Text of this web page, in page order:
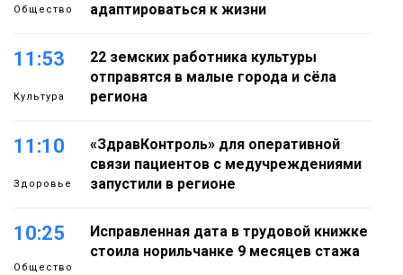
Общество
адаптироваться к жизни
11:53
Культура
22 земских работника культуры
отправятся в малые города и сёла
региона
11:10
Здоровье
«ЗдравКонтроль» для оперативной
связи пациентов с медучреждениями
запустили в регионе
10:25
Общество
Исправленная дата в трудовой книжке
стоила норильчанке 9 месяцев стажа